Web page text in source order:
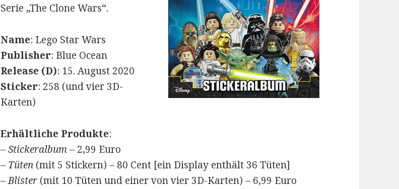
Serie „The Clone Wars“.
Name: Lego Star Wars
Publisher: Blue Ocean
Release (D): 15. August 2020
Sticker: 258 (und vier 3D-
Karten)
Erhältliche Produkte:
–Stickeralbum– 2,99 Euro
– Tüten (mit 5 Stickern) – 80 Cent [ein Display enthält 36 Tüten]
–Blister (mit 10 Tüten und einer von vier 3D-Karten) – 6,99 Euro